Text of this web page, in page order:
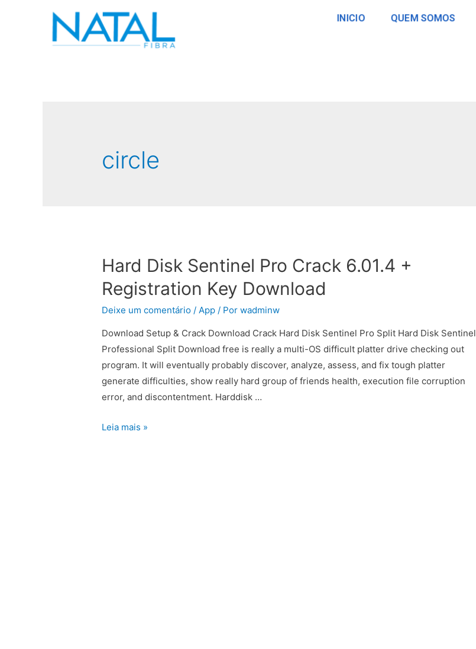
INICIO QUEM SOMOS
circle
Hard Disk Sentinel Pro Crack 6.01.4 +
Registration Key Download
Deixe um comentário /App / Porwadminw
Download Setup & Crack Download Crack Hard Disk Sentinel Pro Split Hard Disk Sentinel
Professional Split Download free is really a multi-OS difficult platter drive checking out
program. It will eventually probably discover, analyze, assess, and fix tough platter
generate difficulties, show really hard group of friends health, execution file corruption
error, and discontentment. Harddisk …
Leia mais »